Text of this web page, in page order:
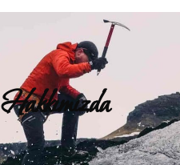
Hakkımızda